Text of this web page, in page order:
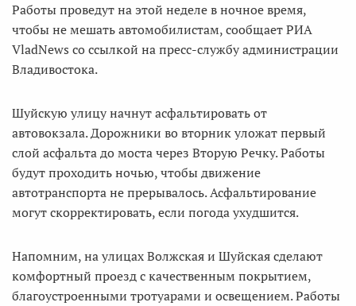
Работы проведут на этой неделе в ночное время,
чтобы не мешать автомобилистам, сообщает РИА
VladNews со ссылкой на пресс-службу администрации
Владивостока.
Шуйскую улицу начнут асфальтировать от
автовокзала. Дорожники во вторник уложат первый
слой асфальта до моста через Вторую Речку. Работы
будут проходить ночью, чтобы движение
автотранспорта не прерывалось. Асфальтирование
могут скорректировать, если погода ухудшится.
Напомним, на улицах Волжская и Шуйская сделают
комфортный проезд с качественным покрытием,
благоустроенными тротуарами и освещением. Работы